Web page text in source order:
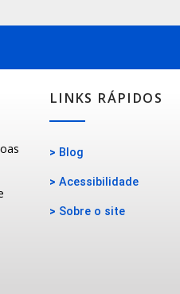
LINKS RÁPIDOS
> Blog
> Acessibilidade
> Sobre o site